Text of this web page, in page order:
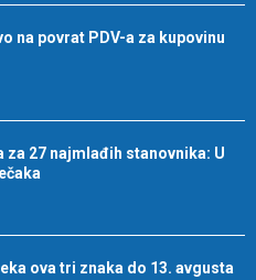
na povrat PDV-a za kupovinu
za 27 najmlađih stanovnika: U
ova tri znaka do 13. avgusta